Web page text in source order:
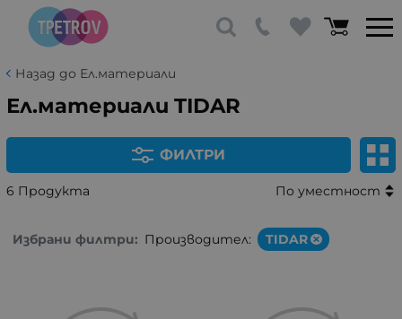
Назад до Ел.материали
Ел.материали TIDAR
ФИЛТРИ
6 Продукта По уместност
Избрани филтри: Производител: TIDAR